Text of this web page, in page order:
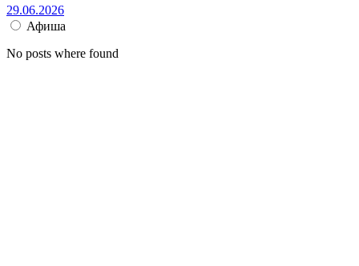
29.06.2026
Афиша
No posts where found